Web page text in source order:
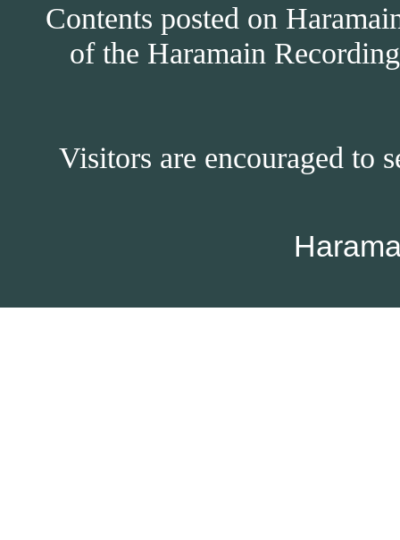
Contents posted on
of the Haramain
Visitors are encouraged to